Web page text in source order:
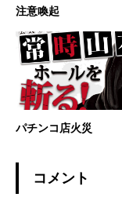
注意喚起
パチンコ店火災
コメント